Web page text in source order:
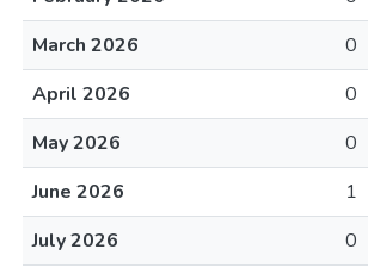
March 2026
0
April 2026
0
May 2026
0
June 2026
1
July 2026
0